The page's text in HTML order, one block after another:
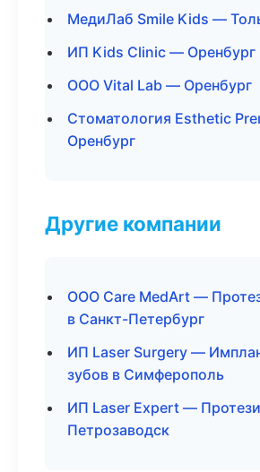
МедиЛаб Smile Kids —
ИП Kids Clinic — Оренбург
ООО Vital Lab — Оренбург
Стоматология Esthetic
Оренбург
Другие компании
ООО Care MedArt —
в Санкт-Петербург
ИП Laser Surgery —
зубов в Симферополь
ИП Laser Expert —
Петрозаводск